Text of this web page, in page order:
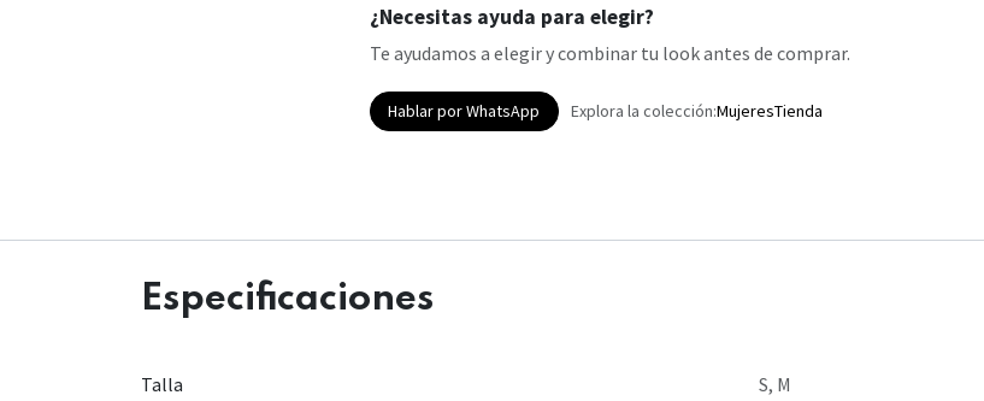
¿Necesitas ayuda para elegir?
Te ayudamos a elegir y combinar tu look antes de comprar.
Hablar por WhatsApp Explora la colección:MujeresTienda
Especificaciones
Talla S, M